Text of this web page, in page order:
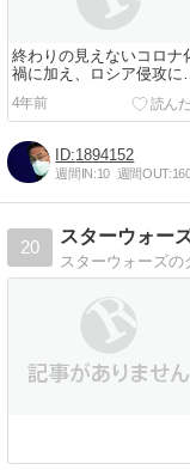
終わりの見えないコロナ
禍に加え、ロシア侵攻に
る資源価格高騰の今、日本
における資源確保をどうす
4年前
1894152
週間IN:10 週間OUT:
20
スターウォー
スターウォーズの